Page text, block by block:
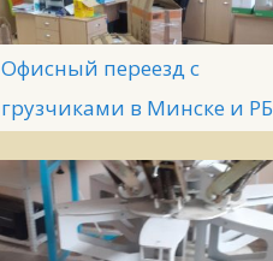
Офисный переезд с
грузчиками в Минске и РБ